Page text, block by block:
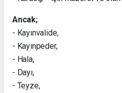
Ancak;
- Kayınvalide,
- Kayınpeder,
- Hala,
- Dayı,
- Teyze,